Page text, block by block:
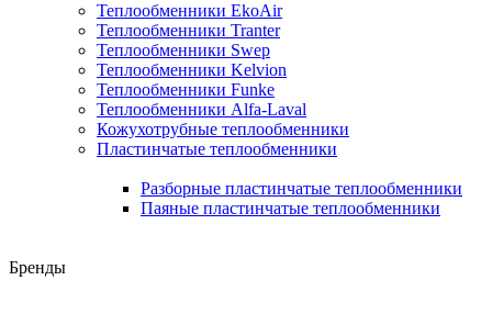
Теплообменники EkoAir
Теплообменники Tranter
Теплообменники Swep
Теплообменники Kelvion
Теплообменники Funke
Теплообменники Alfa-Laval
Кожухотрубные теплообменники
Пластинчатые теплообменники
Разборные пластинчатые теплообменники
Паяные пластинчатые теплообменники
Бренды